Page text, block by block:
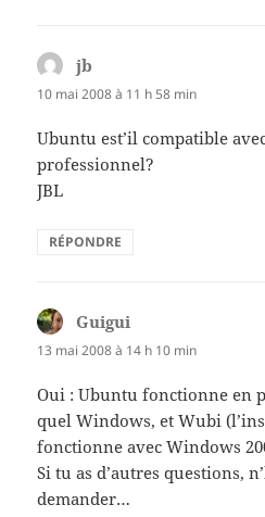
jb
10 mai 2008 à 11 h 58 min
Ubuntu est’il compatible
professionnel?
JBL
RÉPONDRE
Guigui
13 mai 2008 à 14 h 10 min
Oui : Ubuntu fonctionne en
quel Windows, et Wubi
fonctionne avec Windows
Si tu as d’autres questions,
demander…